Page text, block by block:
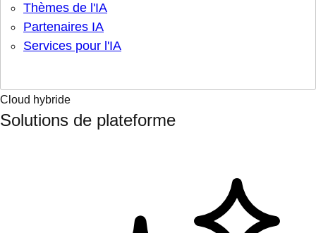
Thèmes de l'IA
Partenaires IA
Services pour l'IA
Cloud hybride
Solutions de plateforme